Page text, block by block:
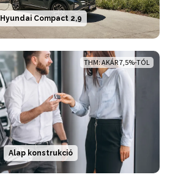
Hyundai Compact 2,9
THM: AKÁR 7,5%-TÓL
Alap konstrukció